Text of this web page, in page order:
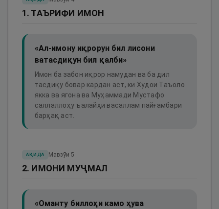
1. ТАЪРИФИ ИМОН
«Ал-имону иқрорун бил лисони
ватасдиқун бил қалби»
Имон ба забон иқрор намудан ва ба дил
тасдиқу бовар кардан аст, ки Худои Таъоло
якка ва ягона ва Муҳаммади Мустафо
саллаллоҳу ъалайҳи васаллам пайғамбари
барҳақ аст.
АҚИДА Мавзӯи 5
2. ИМОНИ МУҶМАЛ
«Оманту биллоҳи камо ҳува